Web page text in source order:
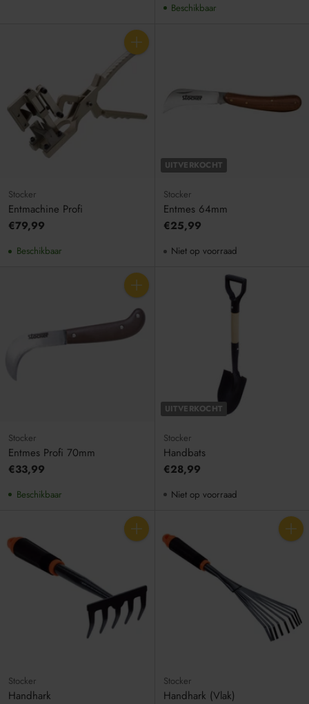
Beschikbaar
Aantal
Stocker
Entmachine Profi
€79,99
Beschikbaar
UITVERKOCHT
Stocker
Entmes 64mm
€25,99
Niet op voorraad
Aantal
Stocker
Entmes Profi 70mm
€33,99
Beschikbaar
UITVERKOCHT
Stocker
Handbats
€28,99
Niet op voorraad
Aantal
Stocker
Handhark
Aantal
Stocker
Handhark (Vlak)